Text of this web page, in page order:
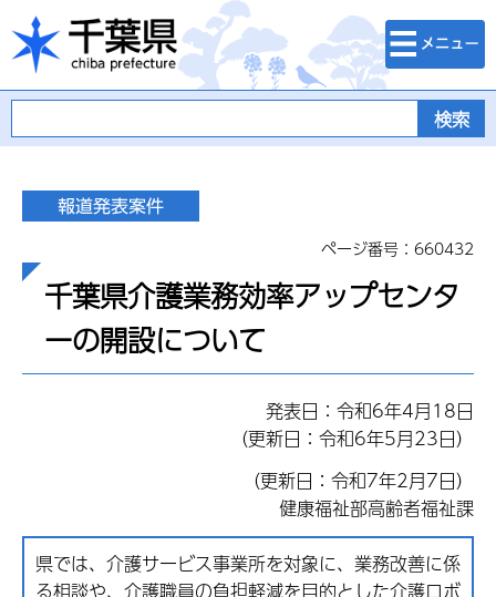
千葉県
検索・メニュ
ー
ページ番号：660432
千葉県介護業務効率アップセンタ
ーの開設について
発表日：令和6年4月18日
（更新日：令和6年5月23日）
（更新日：令和7年2月7日）
健康福祉部高齢者福祉課
県では、介護サービス事業所を対象に、業務改善に係
る相談や、介護職員の負担軽減を目的とした介護ロボ